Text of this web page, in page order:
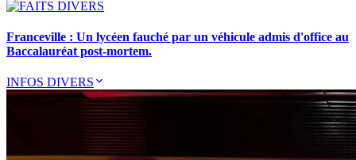
Franceville : Un lycéen fauché par un véhicule admis d'office au
Baccalauréat post-mortem.
INFOS DIVERS